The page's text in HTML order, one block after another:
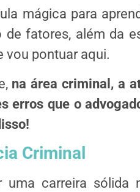
mágica para
fatores, além da
vou pontuar aqui.
na área criminal, a
erros que o
Criminal
carreira sólida